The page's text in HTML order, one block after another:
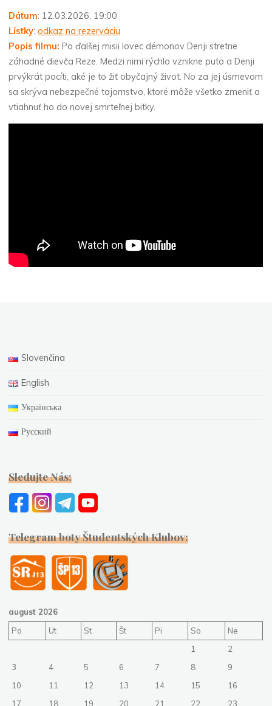
Dátum: 12.03.2026, 19:00
Lístky:odkaz na rezerváciu
Popis filmu: Po ďalšej misii lovec démonov Denji stretne
záhadné dievča Reze. Medzi nimi rýchlo vznikne puto a Denji
prvýkrát pocíti, aké je to žiť obyčajný život. No za jej úsmevom
sa skrýva nebezpečné tajomstvo, ktoré môže všetko zmeniť a
vtiahnuť ho do novej smrteľnej bitky.
Slovenčina
English
Українська
Русский
Sledujte Nás:
Telegram boty Študentských Klubov:
august 2026
Po
Ut St Št Pi So
Ne
1
2
3
4 5 6 7 8
9
10
11 12 13 14 15
16
17
18 19 20 21 22
23